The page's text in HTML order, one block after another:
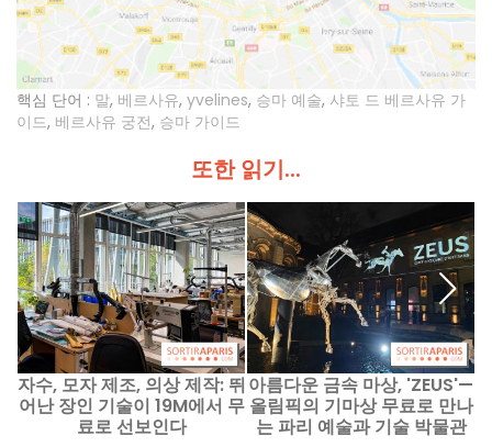
핵심 단어 : 말, 베르사유, yvelines, 승마 예술, 샤토 드 베르사유 가
이드, 베르사유 궁전, 승마 가이드
또한 읽기...
자수, 모자 제조, 의상 제작: 뛰
어난 장인 기술이 19M에서 무
료로 선보인다
아름다운 금속 마상, 'ZEUS'—
올림픽의 기마상 무료로 만나
는 파리 예술과 기술 박물관